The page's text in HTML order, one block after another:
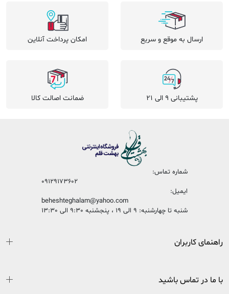
ارسال به موقع و سریع امکان پرداخت آنلاین
پشتیبانی 9 الی 21 ضمانت اصالت کالا
شماره تماس:
09129173602
ایمیل:
beheshteghalam@yahoo.com
شنبه تا چهارشنبه: 9 الی 19 ، پنجشنبه 9:30 الی 13:30
راهنمای کاربران
با ما در تماس باشید